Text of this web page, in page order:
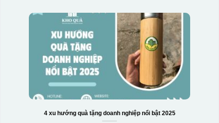
4 xu hướng quà tặng doanh nghiệp nổi bật 2025